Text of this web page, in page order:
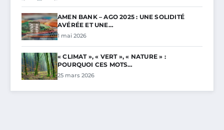
AMEN BANK – AGO 2025 : UNE SOLIDITÉ
AVÉRÉE ET UNE…
1 mai 2026
« CLIMAT », « VERT », « NATURE » :
POURQUOI CES MOTS…
25 mars 2026